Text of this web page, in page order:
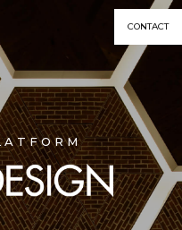
CONTACT